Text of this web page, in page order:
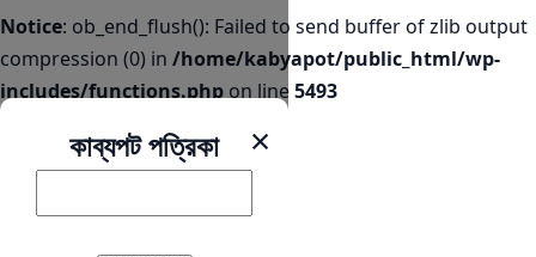
×
কাব্যপট পত্রিকা
Notice: ob_end_flush(): Failed to send buffer of zlib output
compression (0) in /home/kabyapot/public_html/wp-
includes/functions.php on line5493